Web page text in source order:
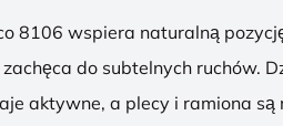
8106 wspiera naturalną
do subtelnych ruchów.
aktywne, a plecy i ramiona są